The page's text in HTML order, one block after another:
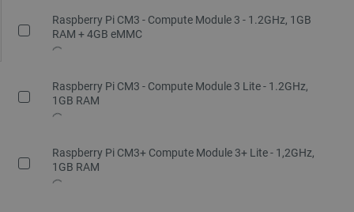
Raspberry Pi CM3 - Compute Module 3 - 1.2GHz, 1GB
RAM + 4GB eMMC
Raspberry Pi CM3 - Compute Module 3 Lite - 1.2GHz,
1GB RAM
Raspberry Pi CM3+ Compute Module 3+ Lite - 1,2GHz,
1GB RAM